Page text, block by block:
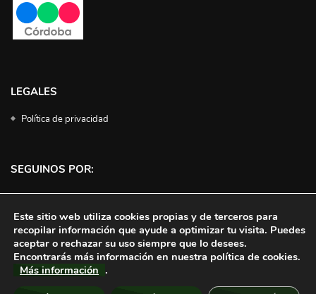
LEGALES
Política de privacidad
SEGUINOS POR:
Este sitio web utiliza cookies propias y de terceros para
recopilar información que ayude a optimizar tu visita. Puedes
aceptar o rechazar su uso siempre que lo desees.
Encontrarás más información en nuestra política de cookies.
Más información .